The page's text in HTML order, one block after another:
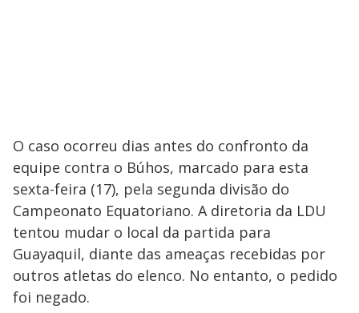
O caso ocorreu dias antes do confronto da
equipe contra o Búhos, marcado para esta
sexta-feira (17), pela segunda divisão do
Campeonato Equatoriano. A diretoria da LDU
tentou mudar o local da partida para
Guayaquil, diante das ameaças recebidas por
outros atletas do elenco. No entanto, o pedido
foi negado.